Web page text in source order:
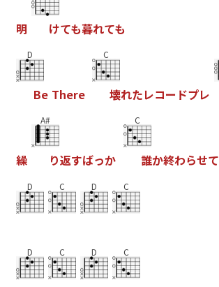
明 けても暮れても
D
Be There
C
壊れたレコー ドプレ
繰
A#
り返すばっか
C
誰か終わらせて
D C D C
D C D C